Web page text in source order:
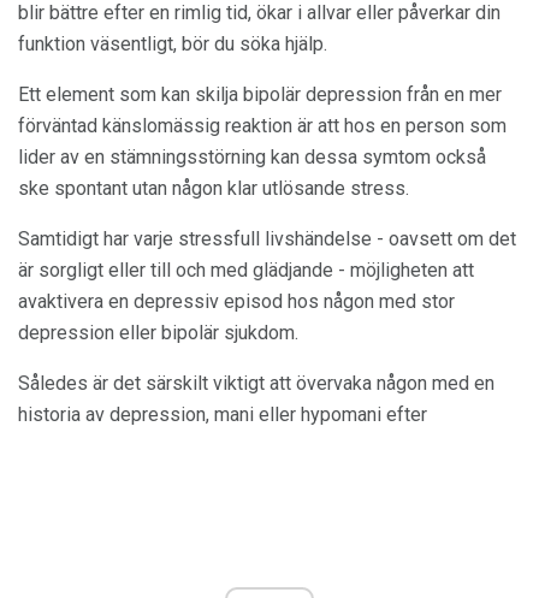
blir bättre efter en rimlig tid, ökar i allvar eller påverkar din
funktion väsentligt, bör du söka hjälp.
Ett element som kan skilja bipolär depression från en mer
förväntad känslomässig reaktion är att hos en person som
lider av en stämningsstörning kan dessa symtom också
ske spontant utan någon klar utlösande stress.
Samtidigt har varje stressfull livshändelse - oavsett om det
är sorgligt eller till och med glädjande - möjligheten att
avaktivera en depressiv episod hos någon med stor
depression eller bipolär sjukdom.
Således är det särskilt viktigt att övervaka någon med en
historia av depression, mani eller hypomani efter